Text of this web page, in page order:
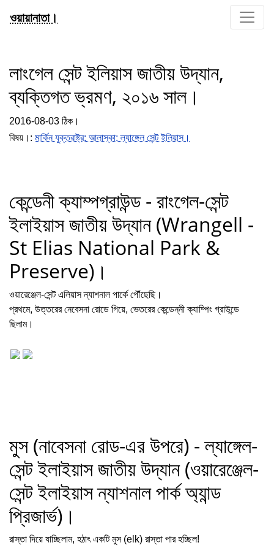
ওয়ায়ানাতা।
লাংগেল সেন্ট ইলিয়াস জাতীয় উদ্যান,
ব্যক্তিগত ভ্রমণ, ২০১৬ সাল।
2016-08-03 ঠিক।
বিষয়।: মার্কিন যুক্তরাষ্ট্র: আলাস্কা: ল্যাঙ্গেল সেন্ট ইলিয়াস।
কেন্ডেনী ক্যাম্পগ্রাউন্ড - রাংগেল-সেন্ট
ইলাইয়াস জাতীয় উদ্যান (Wrangell -
St Elias National Park &
Preserve)।
ওয়ারেঞ্জেল-সেন্ট এলিয়াস ন্যাশনাল পার্কে পৌঁছেছি।
প্রথমে, উত্তরের নেবেসনা রোডে গিয়ে, ভেতরের কেন্ডেন্নী ক্যাম্পিং গ্রাউন্ডে
ছিলাম।
মুস (নাবেসনা রোড-এর উপরে) - ল্যাঙ্গেল-
সেন্ট ইলাইয়াস জাতীয় উদ্যান (ওয়ারেঞ্জেল-
সেন্ট ইলাইয়াস ন্যাশনাল পার্ক অ্যান্ড
প্রিজার্ভ)।
রাস্তা দিয়ে যাচ্ছিলাম, হঠাৎ একটি মুস (elk) রাস্তা পার হচ্ছিল!